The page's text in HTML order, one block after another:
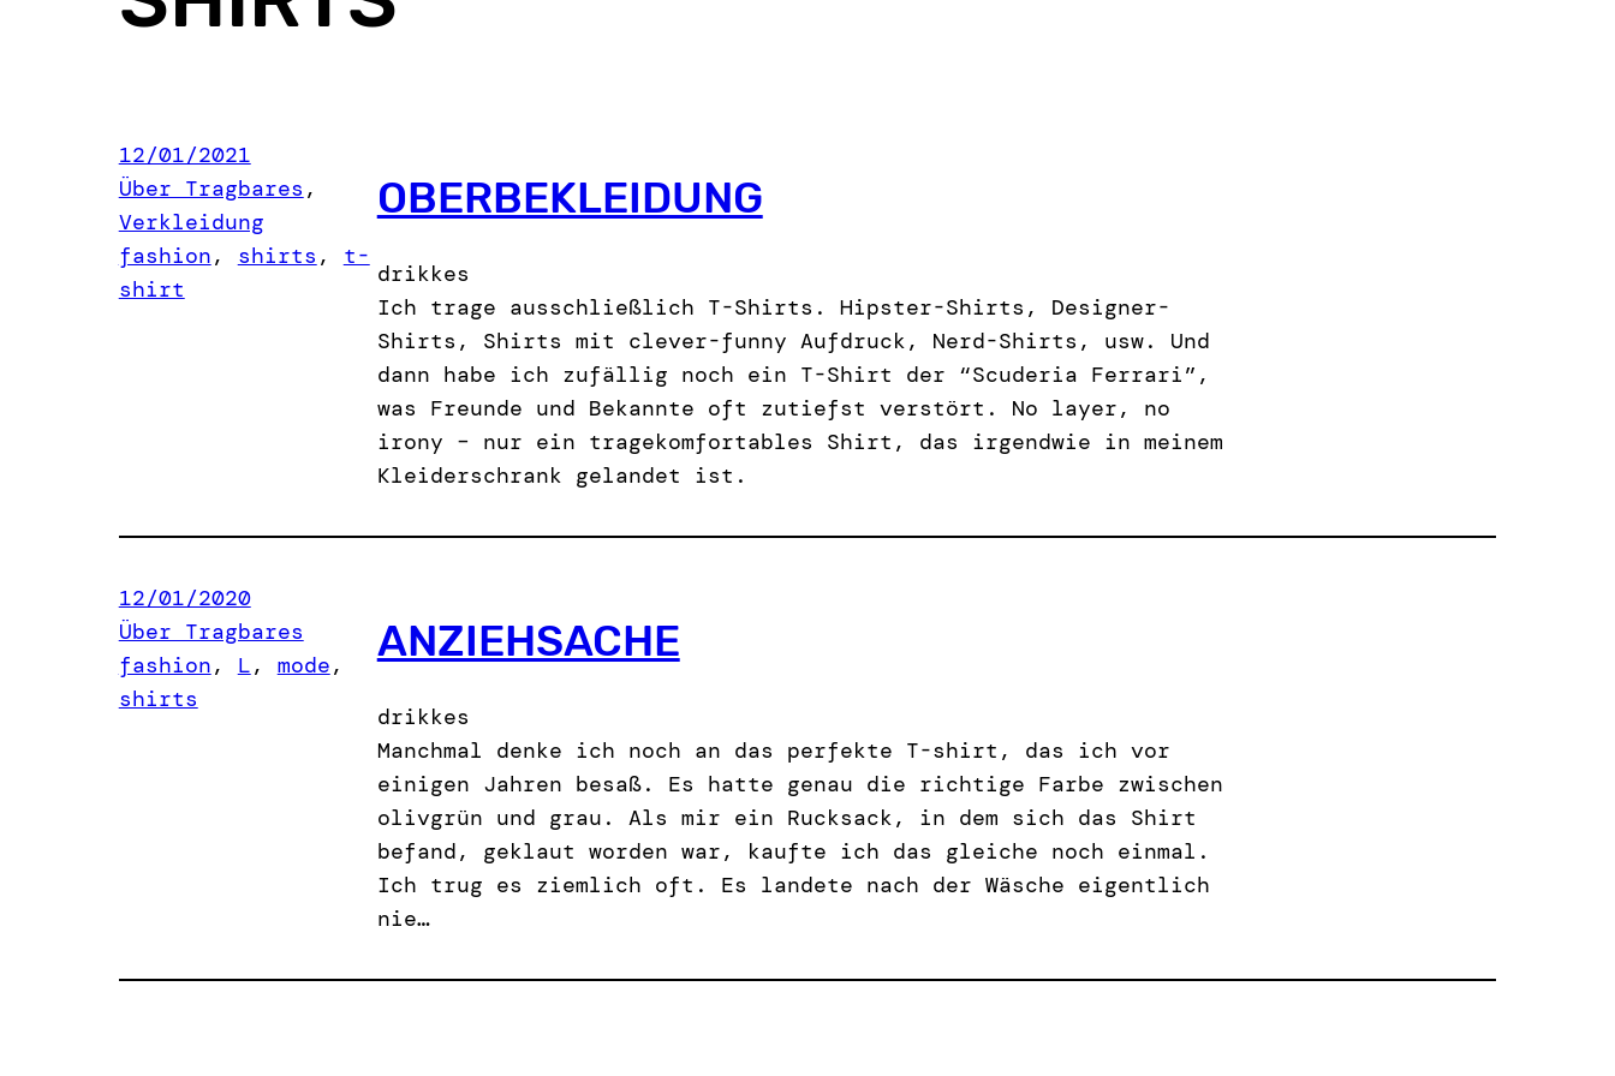
12/01/2021
Über Tragbares
Verkleidung
fashion, shirts , t-
shirt
OBERBEKLEIDUNG
drikkes
Ich trage ausschließlich T-Shirts. Hipster-Shirts, Designer-
Shirts, Shirts mit clever-funny Aufdruck, Nerd-Shirts, usw. Und
dann habe ich zufällig noch ein T-Shirt der “Scuderia Ferrari”,
was Freunde und Bekannte oft zutiefst verstört. No layer, no
irony – nur ein tragekomfortables Shirt, das irgendwie in meinem
Kleiderschrank gelandet ist.
12/01/2020
Über Tragbares
fashion, L, mode
shirts
ANZIEHSACHE
drikkes
Manchmal denke ich noch an das perfekte T-shirt, das ich vor
einigen Jahren besaß. Es hatte genau die richtige Farbe zwischen
olivgrün und grau. Als mir ein Rucksack, in dem sich das Shirt
befand, geklaut worden war, kaufte ich das gleiche noch einmal.
Ich trug es ziemlich oft. Es landete nach der Wäsche eigentlich
nie…